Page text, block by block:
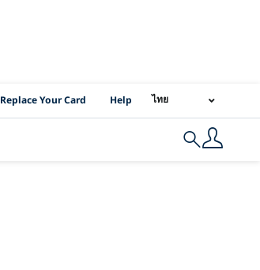
Replace Your Card Help ไทย
Search